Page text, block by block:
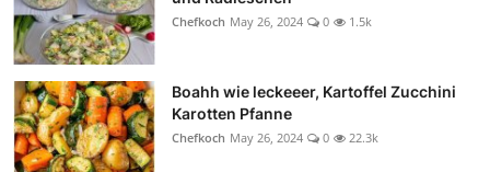
Chefkoch May 26, 2024 0 1.5k
Boahh wie leckeeer, Kartoffel Zucchini
Karotten Pfanne
Chefkoch May 26, 2024 0 22.3k